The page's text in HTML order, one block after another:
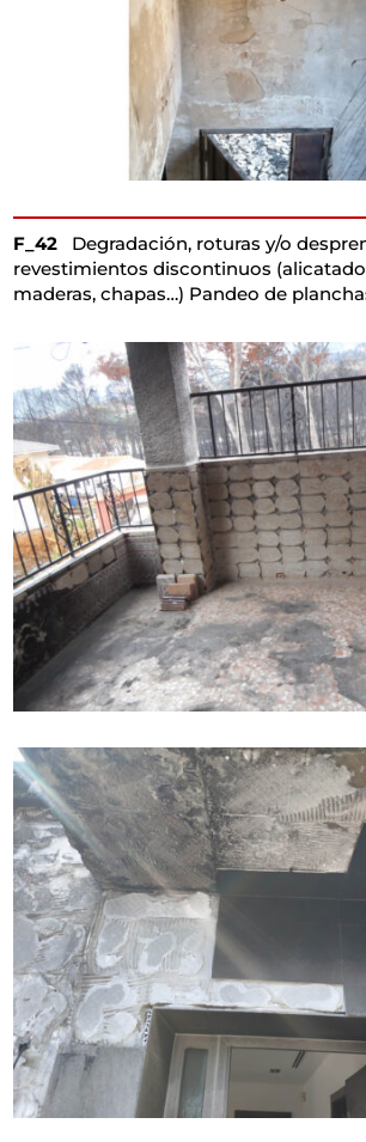
F_42
Degradación, roturas y/o
revestimientos discontinuos
maderas, chapas…) Pandeo de